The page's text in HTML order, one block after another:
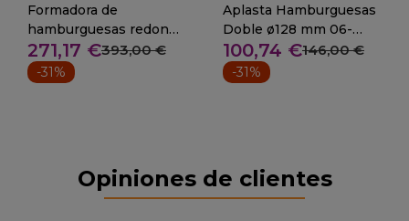
Formadora de
hamburguesas redonda
13 cm. 06-441856
271,17 €393,00 €
-31%
Aplasta Hamburguesas
Doble ø128 mm 06-
041884
100,74 €146,00 €
-31%
Opiniones de clientes